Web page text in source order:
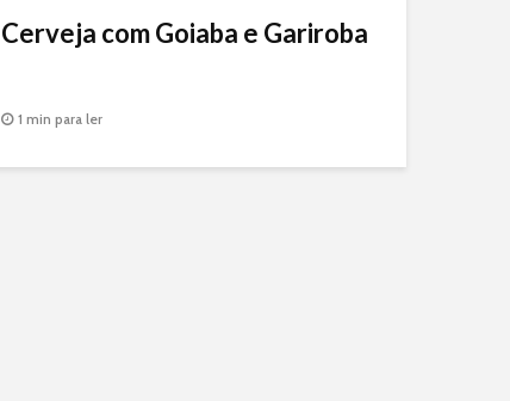
Cerveja com Goiaba e Gariroba
1 min para ler